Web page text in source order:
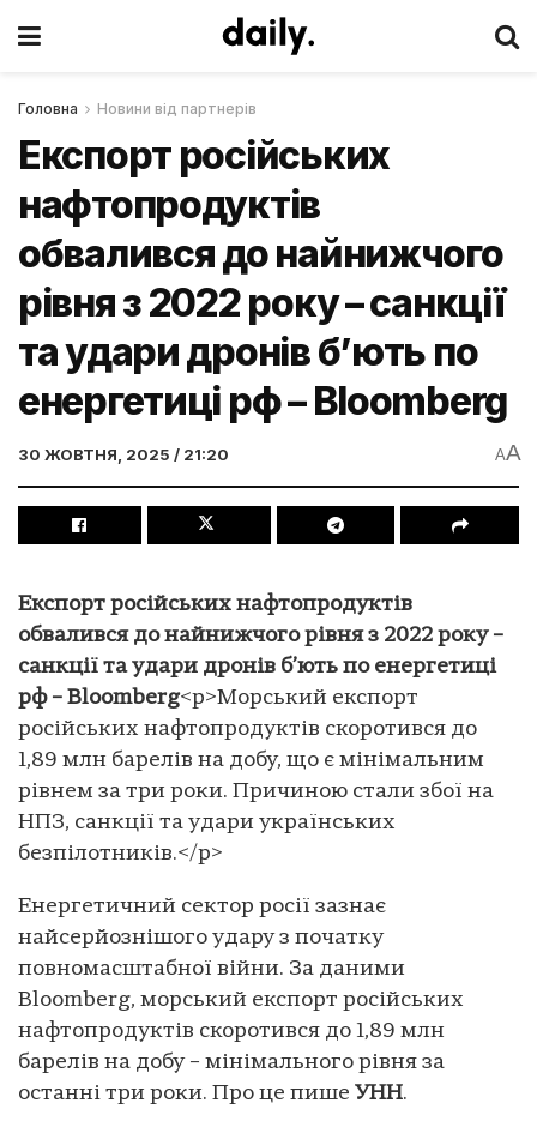
Головна Новини від партнерів
Експорт російських
нафтопродуктів
обвалився до найнижчого
рівня з 2022 року – санкції
та удари дронів б’ють по
енергетиці рф – Вloomberg
30 ЖОВТНЯ, 2025 / 21:20 AA
Експорт російських нафтопродуктів
обвалився до найнижчого рівня з 2022 року –
санкції та удари дронів б’ють по енергетиці
рф – Вloomberg<p>Морський експорт
російських нафтопродуктів скоротився до
1,89 млн барелів на добу, що є мінімальним
рівнем за три роки. Причиною стали збої на
НПЗ, санкції та удари українських
безпілотників.</p>
Енергетичний сектор росії зазнає
найсерйознішого удару з початку
повномасштабної війни. За даними
Bloomberg, морський експорт російських
нафтопродуктів скоротився до 1,89 млн
барелів на добу – мінімального рівня за
останні три роки. Про це пише УНН.